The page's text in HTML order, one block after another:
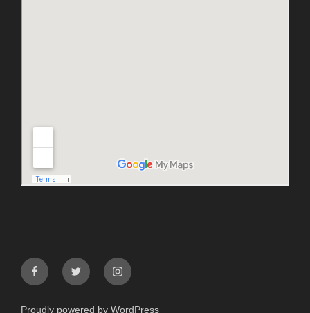
facebooktwitter instagram
Proudly powered by WordPress